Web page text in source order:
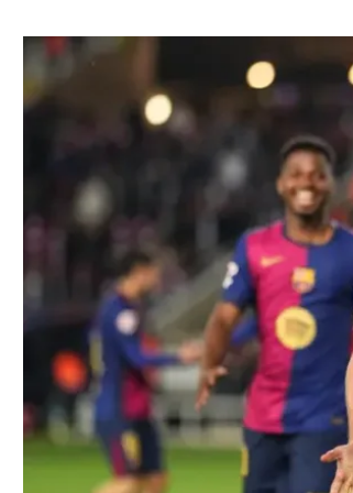
ליגה סינית
ליגה ברזילאית
ליגות נוספות